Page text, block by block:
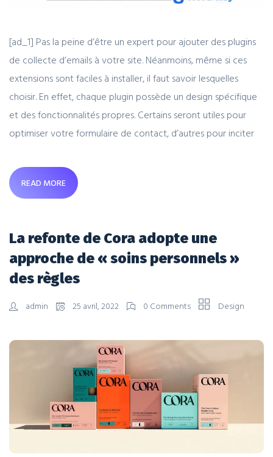
[ad_1] Pas la peine d’être un expert pour ajouter des plugins
de collecte d’emails à votre site. Néanmoins, même si ces
extensions sont faciles à installer, il faut savoir lesquelles
choisir. En effet, chaque plugin possède un design spécifique
et des fonctionnalités propres. Certains seront utiles pour
optimiser votre formulaire de contact, d’autres pour inciter
READ MORE
La refonte de Cora adopte une
approche de « soins personnels »
des règles
admin 25 avril, 2022 0 Comments Design